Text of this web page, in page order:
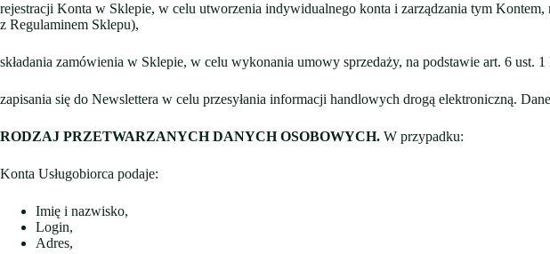
rejestracji Konta w Sklepie, w celu utworzenia indywidualnego konta i zarządzania tym
z Regulaminem Sklepu),
składania zamówienia w Sklepie, w celu wykonania umowy sprzedaży, na podstawie art. 6 ust.
zapisania się do Newslettera w celu przesyłania informacji handlowych drogą elektroniczną.
RODZAJ PRZETWARZANYCH DANYCH OSOBOWYCH. W przypadku:
Konta Usługobiorca podaje:
Imię i nazwisko,
Login,
Adres,